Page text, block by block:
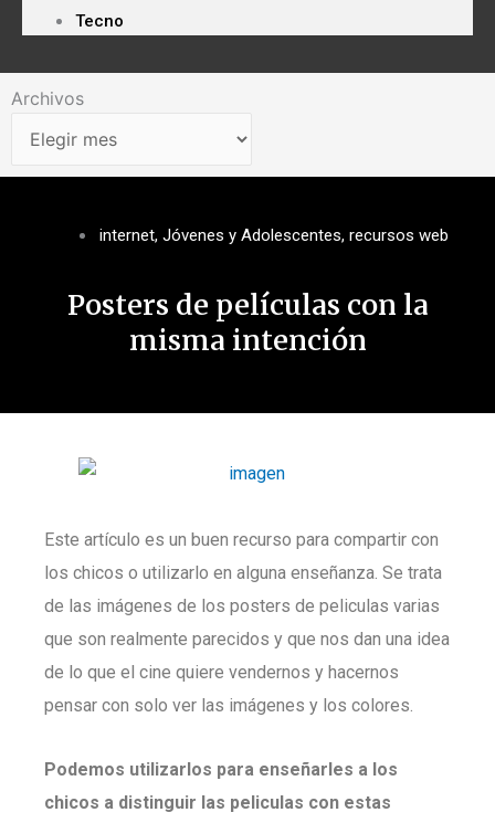
Tecno
Archivos
Archivos
internet, Jóvenes y Adolescentes, recursos web
Posters de películas con la
misma intención
Este artículo es un buen recurso para compartir con
los chicos o utilizarlo en alguna enseñanza. Se trata
de las imágenes de los posters de peliculas varias
que son realmente parecidos y que nos dan una idea
de lo que el cine quiere vendernos y hacernos
pensar con solo ver las imágenes y los colores.
Podemos utilizarlos para enseñarles a los
chicos a distinguir las peliculas con estas